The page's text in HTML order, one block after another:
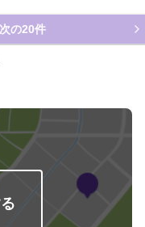
次の20件